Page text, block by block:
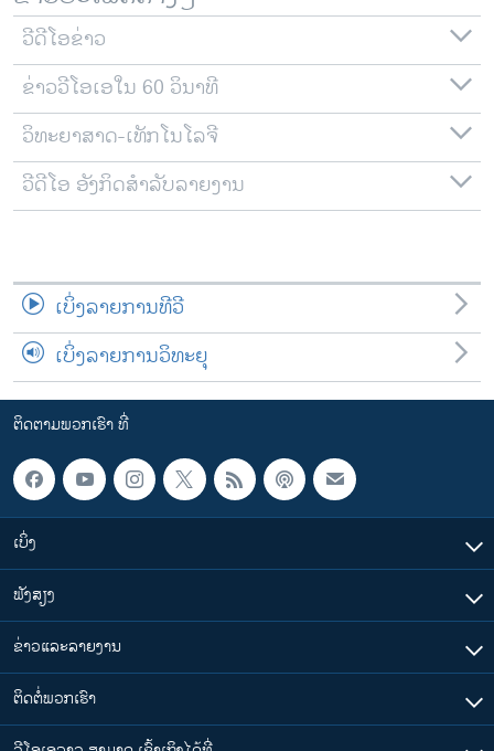
ລາຍງານ
ພາສາຕ່າງໆ
ວີດີໂອຂ່າວ
ຂ່າວວີໂອເອໃນ 60 ວິນາທີ
ວິທະຍາສາດ-ເທັກໂນໂລຈີ
ວີດີໂອ ອັງກິດສຳລັບລາຍງານ
ເບິ່ງລາຍການທີວີ
ເບິ່ງລາຍການວິທະຍຸ
ຕິດຕາມພວກເຮົາ ທີ່
ເບິ່ງ
ຟັງສຽງ
ຂ່າວແລະລາຍງານ
ຕິດຕໍ່ພວກເຮົາ